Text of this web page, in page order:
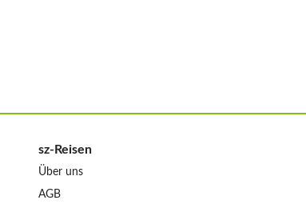
sz-Reisen
Über uns
AGB